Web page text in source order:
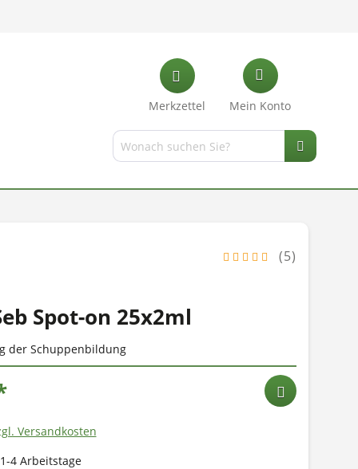
Merkzettel Mein Konto
(5)
Spot-on 25x2ml
der Schuppenbildung
Versandkosten
4 Arbeitstage